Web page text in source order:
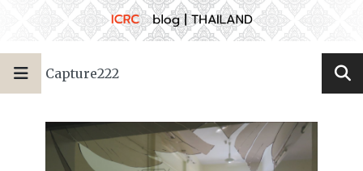
Capture222